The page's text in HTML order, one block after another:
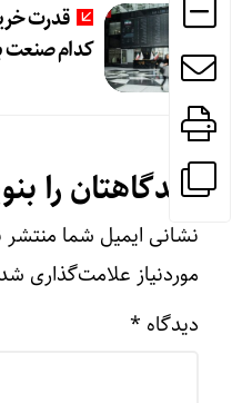
کدام صنعت
دیدگاهتان را
نشانی ایمیل شما
موردنیاز علامت‌گذاری
دیدگاه *